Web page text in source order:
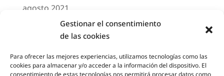
Gestionar el consentimiento
de las cookies
Para ofrecer las mejores experiencias, utilizamos tecnologías como las
cookies para almacenar y/o acceder a la información del dispositivo. El
consentimiento de estas tecnologías nos permitirá procesar datos como
agosto 2021
marzo 2021
febrero 2021
octubre 2020
agosto 2020